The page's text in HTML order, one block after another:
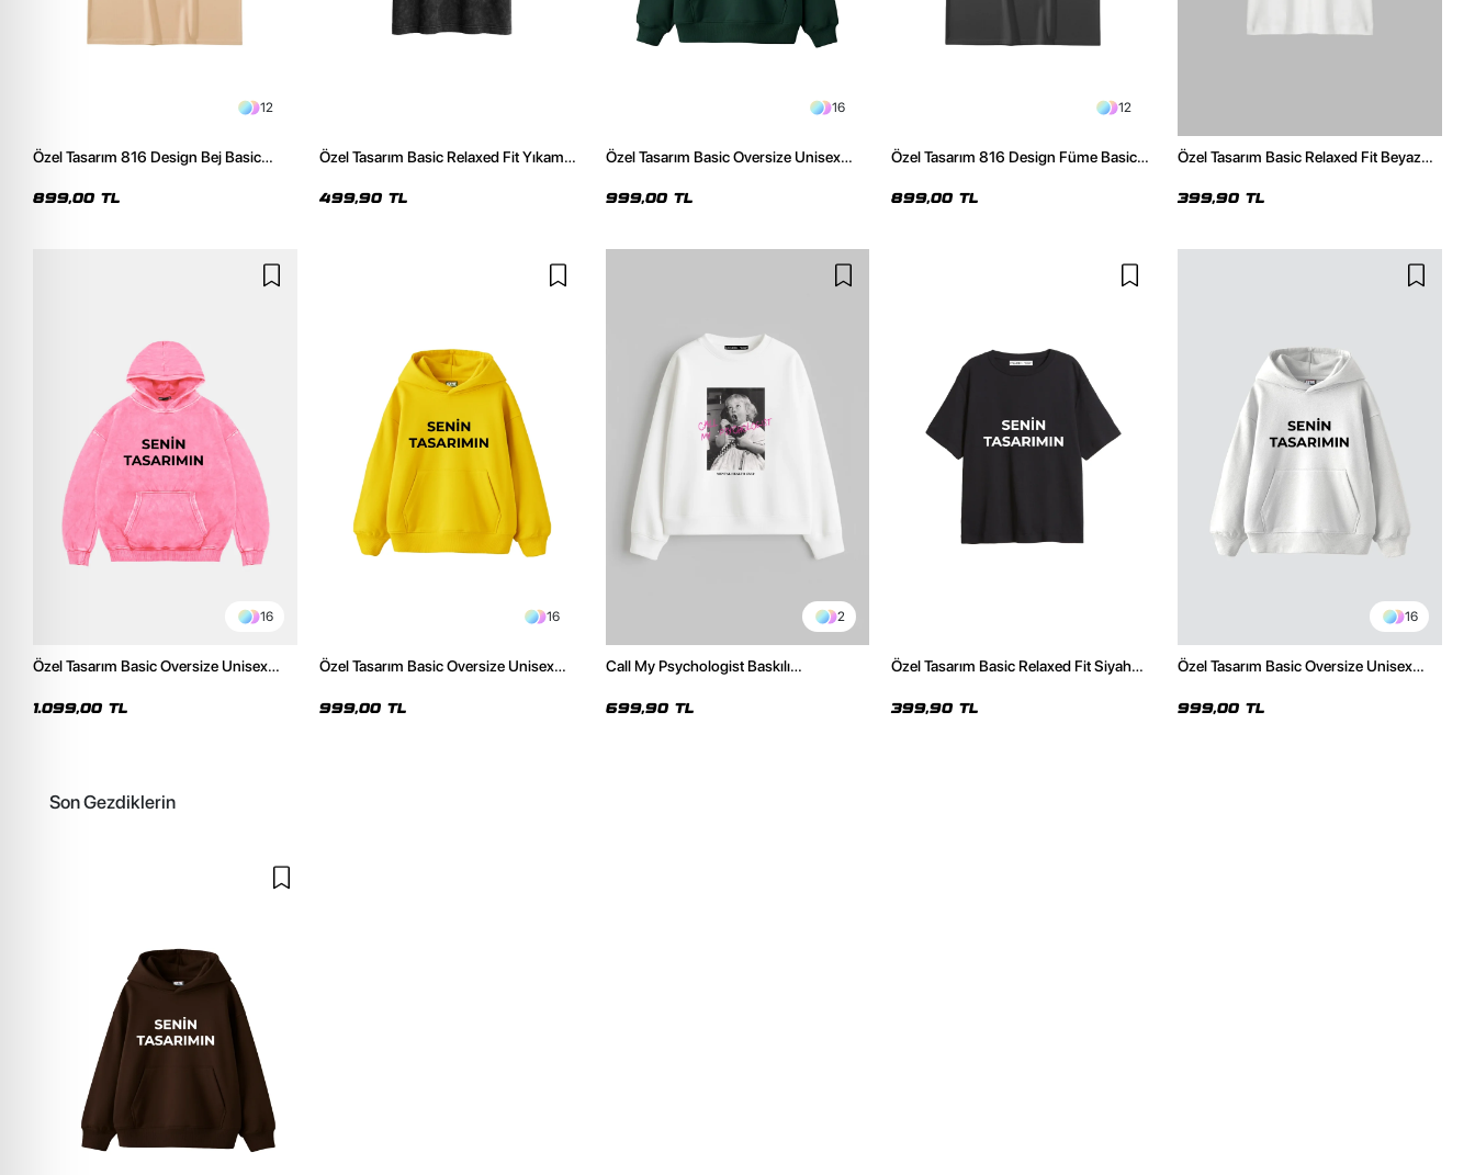
12
Özel Tasarım 816 Design Bej Basic
899,00 TL
Özel Tasarım Basic Relaxed Fit Yıkamalı
499,90 TL
16
Özel Tasarım Basic Oversize Unisex
999,00 TL
12
Özel Tasarım 816 Design Füme Basic
899,00 TL
Özel Tasarım Basic Relaxed Fit Beyaz
399,90 TL
16
Özel Tasarım Basic Oversize Unisex
1.099,00 TL
16
Özel Tasarım Basic Oversize Unisex
999,00 TL
2
Call My Psychologist Baskılı
Sweatshirt
699,90 TL
Özel Tasarım Basic Relaxed Fit Siyah
399,90 TL
16
Özel Tasarım Basic Oversize Unisex
999,00 TL
Son Gezdiklerin